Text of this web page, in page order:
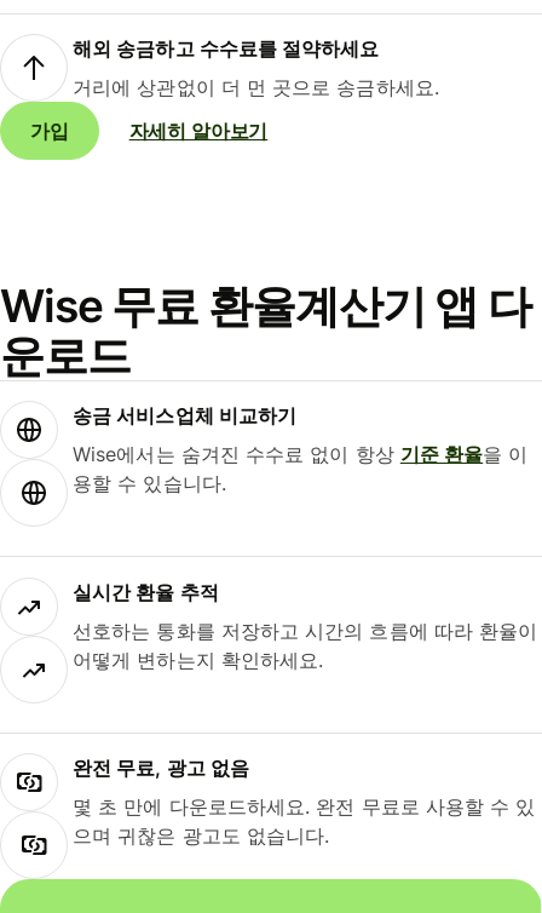
해외 송금하고 수수료를 절약하세요
거리에 상관없이 더 먼 곳으로 송금하세요.
가입
자세히 알아보기
Wise 무료 환율계산기 앱 다
운로드
송금 서비스업체 비교하기
Wise에서는 숨겨진 수수료 없이 항상 기준 환율을 이
용할 수 있습니다.
실시간 환율 추적
선호하는 통화를 저장하고 시간의 흐름에 따라 환율이
어떻게 변하는지 확인하세요.
완전 무료, 광고 없음
몇 초 만에 다운로드하세요. 완전 무료로 사용할 수 있
으며 귀찮은 광고도 없습니다.